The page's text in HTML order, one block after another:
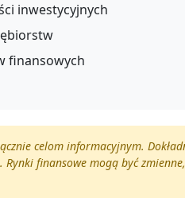
inwestycyjnych
finansowych
celom informacyjnym.
Rynki finansowe mogą być